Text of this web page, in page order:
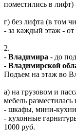
поместились в лифт)
г) без лифта (в том
- за каждый этаж - от
2.
- Владимира - до
- Владимирской
Подъем на этаж во
а) на грузовом и
мебель разместилась
- шкафы, мини-
- кухонные
1000 руб.